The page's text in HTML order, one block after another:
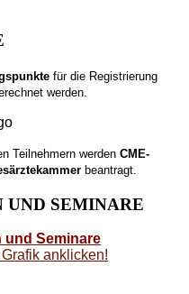
für die Registrierung
werden.
Teilnehmern werdenCME-
beantragt.
UND SEMINARE
Seminare
anklicken!